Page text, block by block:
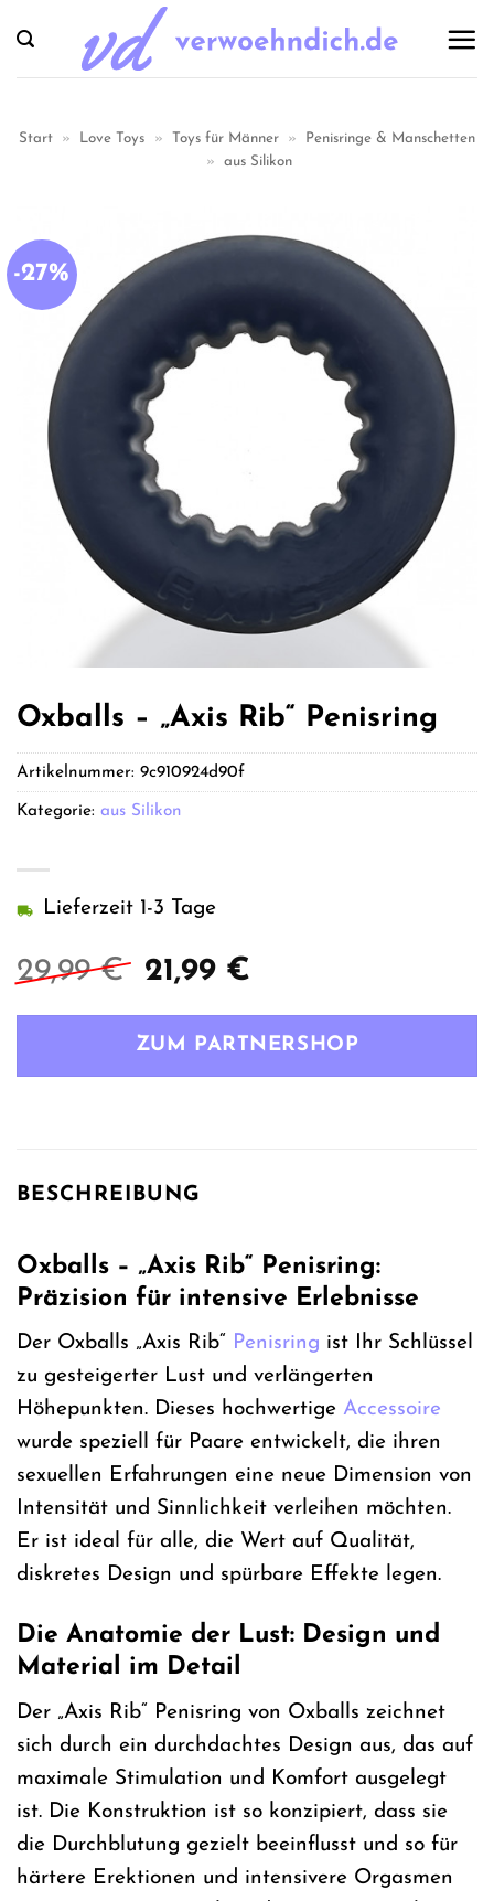
Inhalt
springen
Start » Love Toys » Toys für Männer »
Penisringe & Manschetten
»
aus Silikon
-27%
Oxballs – „Axis Rib“ Penisring
29,99€
Ursprünglicher
war:
21,99 €Aktueller
ist:
Lieferzeit 1-3 Tage
ZUM PARTNERSHOP
Artikelnummer: 9c910924d90f
Kategorie: aus Silikon
BESCHREIBUNG
Oxballs – „Axis Rib“ Penisring:
Präzision für intensive Erlebnisse
Der Oxballs „Axis Rib“ Penisring ist Ihr Schlüssel
zu gesteigerter Lust und verlängerten
Höhepunkten. Dieses hochwertige Accessoire
wurde speziell für Paare entwickelt, die ihren
sexuellen Erfahrungen eine neue Dimension von
Intensität und Sinnlichkeit verleihen möchten.
Er ist ideal für alle, die Wert auf Qualität,
diskretes Design und spürbare Effekte legen.
Die Anatomie der Lust: Design und
Material im Detail
Der „Axis Rib“ Penisring von Oxballs zeichnet
sich durch ein durchdachtes Design aus, das auf
maximale Stimulation und Komfort ausgelegt
ist. Die Konstruktion ist so konzipiert, dass sie
die Durchblutung gezielt beeinflusst und so für
härtere Erektionen und intensivere Orgasmen